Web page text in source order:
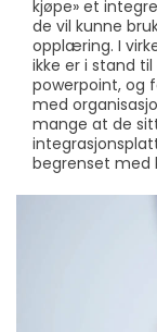
kjøpe» et
de vil kunne
opplæring. I
ikke er i stand
powerpoint, og
med
mange at de
begrenset med